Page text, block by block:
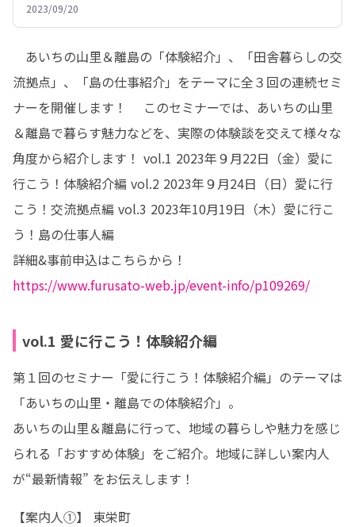
2023/09/20
あいちの山里＆離島の「体験紹介」、「田舎暮らしの交
流拠点」、「島の仕事紹介」をテーマに全３回の連続セミ
ナーを開催します！ このセミナーでは、あいちの山里
＆離島で暮らす魅力などを、実際の体験談を交えて様々な
角度から紹介します！ vol.1 2023年９月22日（金）愛に
行こう！体験紹介編 vol.2 2023年９月24日（日）愛に行
こう！交流拠点編 vol.3 2023年10月19日（木）愛に行こ
う！島の仕事人編
https://www.furusato-web.jp/event-info/p109269/
vol.1 愛に行こう！体験紹介編
第１回のセミナー「愛に⾏こう！体験紹介編」のテーマは
「あいちの山里・離島での体験紹介」。
あいちの山里＆離島に行って、地域の暮らしや魅力を感じ
られる「おすすめ体験」をご紹介。地域に詳しい案内人
が“最新情報” をお伝えします！
【案内人①】 東栄町